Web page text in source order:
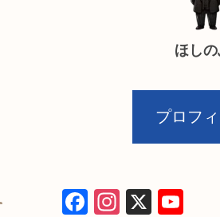
ほし
プロフ
F
In
X